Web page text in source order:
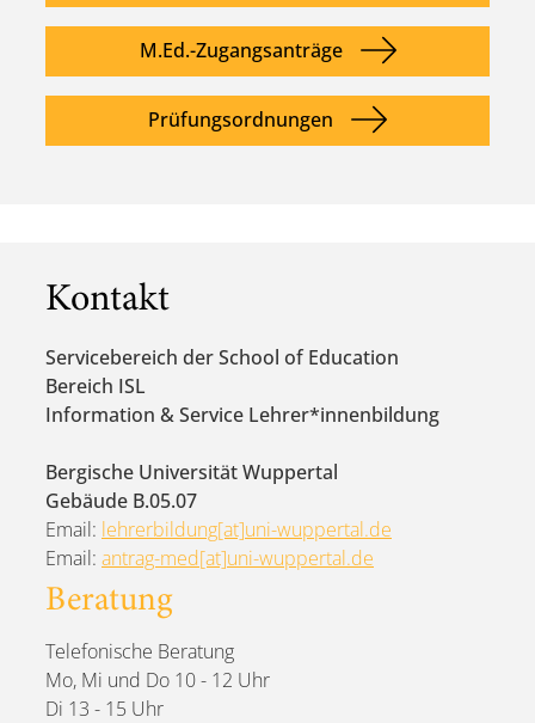
M.Ed.-Zugangsanträge
Prüfungsordnungen
Kontakt
Servicebereich der School of Education
Bereich ISL
Information & Service Lehrer*innenbildung
Bergische Universität Wuppertal
Gebäude B.05.07
Email: lehrerbildung[at]uni-wuppertal.de
Email: antrag-med[at]uni-wuppertal.de
Beratung
Telefonische Beratung
Mo, Mi und Do 10 - 12 Uhr
Di 13 - 15 Uhr